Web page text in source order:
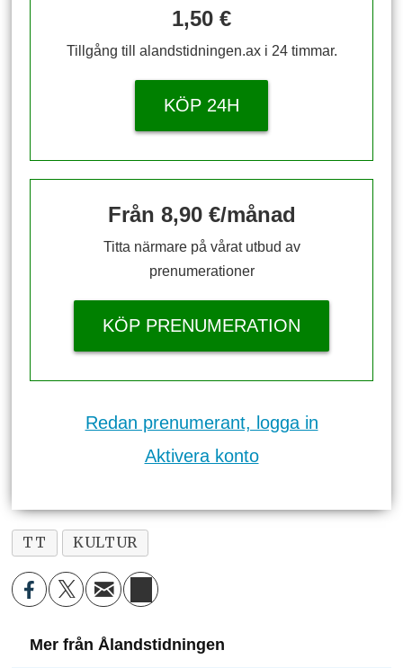
1,50 €
Tillgång till alandstidningen.ax i 24 timmar.
KÖP 24H
Från 8,90 €/månad
Titta närmare på vårat utbud av
prenumerationer
KÖP PRENUMERATION
Redan prenumerant, logga in
Aktivera konto
TT KULTUR